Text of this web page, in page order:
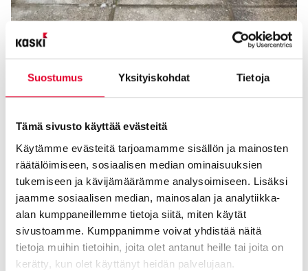
Suostumus Yksityiskohdat Tietoja
Tämä sivusto käyttää evästeitä
Käytämme evästeitä tarjoamamme sisällön ja mainosten
räätälöimiseen, sosiaalisen median ominaisuuksien
tukemiseen ja kävijämäärämme analysoimiseen. Lisäksi
jaamme sosiaalisen median, mainosalan ja analytiikka-
alan kumppaneillemme tietoja siitä, miten käytät
sivustoamme. Kumppanimme voivat yhdistää näitä
tietoja muihin tietoihin, joita olet antanut heille tai joita on
kerätty, kun olet käyttänyt heidän palvelujaan.
Kalevi Mynttiselle Lappeenrantaan vaihdettiin uusi autotallin ovi
ja uudet ikkunat autotalliin. Nosto-ovi ei sopinut kyseiseen
autotalliin, koska mm. autotallin ikkunat oven yläpuolelta olisi
seinän sisäpinnan tasolle ja tämä ratkaisu olisi lyhentänyt
autotallia, jolloin auto ei olisi mahtunut talliin. Nosto-ovi ei siis
sopinut ratkaisuksi.
“Olen ollut niin tyytyväinen asiakaskokemukseen, kuin olla ja
osaan. Tuotteen laatu ja toimivuus on todella hyvä. Toimitus
tapahtui ajallaan ja kaikki on mennyt kuten oli sovittu. Olen
todella tyytyväinen valmiin kokonaisuuden ulkonäköön.”
Lue lisää Kalevin kokemuksesta!